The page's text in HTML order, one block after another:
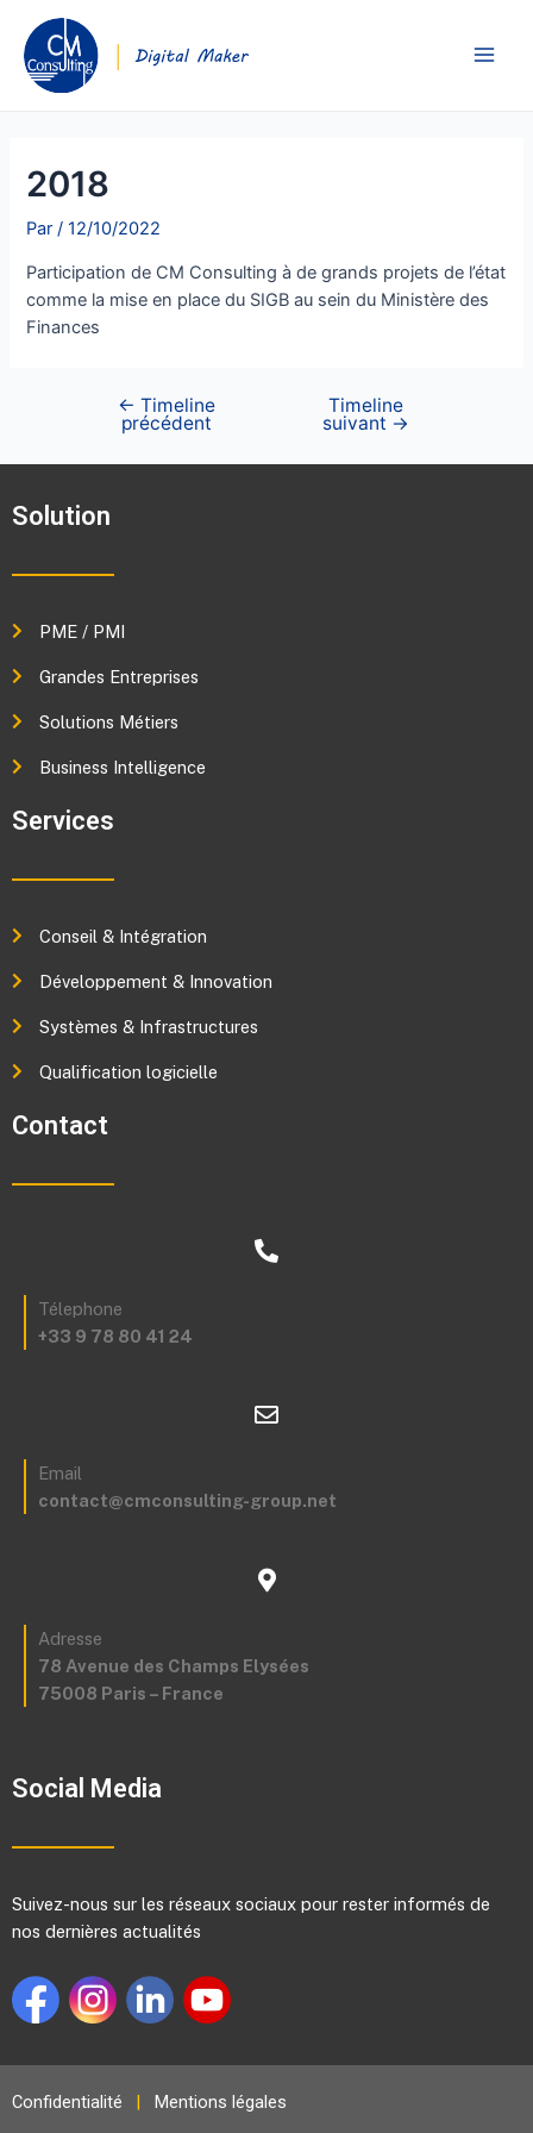
2018
Par/12/10/2022
Participation de CM Consulting à de grands projets de l’état
comme la mise en place du SIGB au sein du Ministère des
Finances
← Timeline
précédent
Timeline
suivant →
Solution
PME / PMI
Grandes Entreprises
Solutions Métiers
Business Intelligence
Services
Conseil & Intégration
Développement & Innovation
Systèmes & Infrastructures
Qualification logicielle
Contact
Télephone
+33 9 78 80 41 24
Email
contact@cmconsulting-group.net
Adresse
78 Avenue des Champs Elysées
75008 Paris – France
Social Media
Suivez-nous sur les réseaux sociaux pour rester informés de
nos dernières actualités
Confidentialité Mentions légales